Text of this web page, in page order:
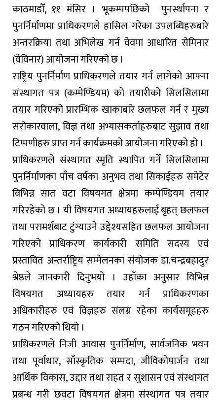
काठमाडौँ, ११ मंसिर । भूकम्पपछिको पुनर्स्थापना र
पुनर्निर्माणमा प्राधिकरणले हासिल गरेका उपलब्धिहरुबारे
अन्तरक्रिया तथा अभिलेख गर्न वेवमा आधारित सेमिनार
(वेविनार) आयोजना गरिएको छ ।
राष्ट्रिय पुनर्निर्माण प्राधिकरणले तयार गर्न लागेको आफ्ना
संस्थागत पत्र (कम्पेण्डियम) को तयारीको सिलसिलामा
तयार गरिएको प्रारम्भिक खाकाबारे छलफल गर्न र मुख्य
सरोकारवाला, विज्ञ तथा अभ्यासकर्ताहरुबाट सुझाव तथा
टिप्पणीहरु प्राप्त गर्न कार्यक्रमको आयोजना गरिएको हो ।
प्राधिकरणले संस्थागत स्मृति स्थापित गर्ने सिलसिलामा
पुनर्निर्माणका पाँच वर्षका अनुभव तथा सिकाईहरु समेटेर
विभिन्न सात वटा विषयगत क्षेत्रमा कम्पेण्डियम तयार
गरिरहेको छ । यी विषयगत अध्यायहरुलाई बृहत् छलफल
तथा परामर्शबाट टुंग्याउने उद्देश्यसहित छलफल आयोजना
गरिएको प्राधिकरण कार्यकारी समिति सदस्य एवं
प्रस्तावित अन्तर्राष्ट्रिय सम्मेलनका संयोजक डा.चन्द्रबहादुर
श्रेष्ठले जानकारी दिनुभयो । उहाँका अनुसार विभिन्न
विषयगत अध्यायहरु तयार गर्न प्राधिकरणका
अधिकारीहरु एवं विज्ञहरु संलग्न रहेका कार्यसमूहहरु
गठन गरिएको थियो ।
प्राधिकरणले निजी आवास पुनर्निर्माण, सार्वजनिक भवन
तथा पूर्वाधार, साँस्कृतिक सम्पदा, जीविकोपार्जन तथा
आर्थिक विकास, उद्दार तथा राहत र सुशासन एवं संस्थागत
प्रबन्ध गरी छवटा विषयगत क्षेत्रमा संस्थागत पत्र तयार